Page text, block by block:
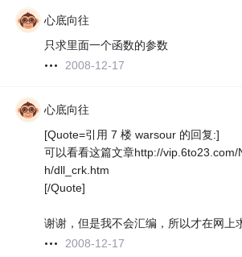
心底向往
只求里面一个函数的参数
2008-12-17
心底向往
[Quote=引用 7 楼 warsour 的回复:]
可以看看这篇文章http://vip.6to23.com/
h/dll_crk.htm
[/Quote]
谢谢，但是我不会汇编，所以才在网上
2008-12-17